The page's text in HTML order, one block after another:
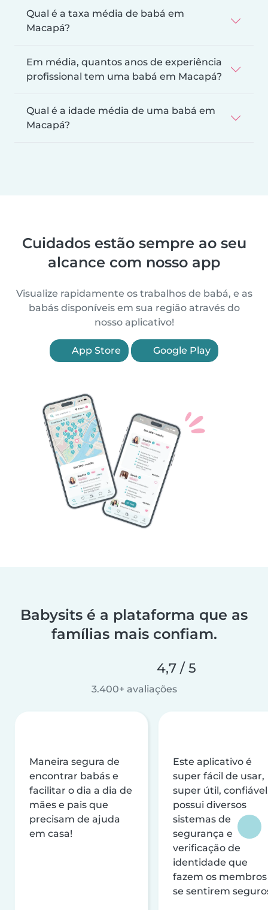
Qual é a taxa média de babá em
Macapá?
Em média, quantos anos de experiência
profissional tem uma babá em Macapá?
Qual é a idade média de uma babá em
Macapá?
Cuidados estão sempre ao seu
alcance com nosso app
Visualize rapidamente os trabalhos de babá, e as
babás disponíveis em sua região através do
nosso aplicativo!
App Store Google Play
Babysits é a plataforma que as
famílias mais confiam.
4,7 / 5
3.400+ avaliações
Maneira segura de
encontrar babás e
facilitar o dia a dia de
mães e pais que
precisam de ajuda
em casa!
Este aplicativo é
super fácil de usar,
super útil,
possui diversos
sistemas de
segurança e
verificação de
identidade que
fazem os membros
se sentirem